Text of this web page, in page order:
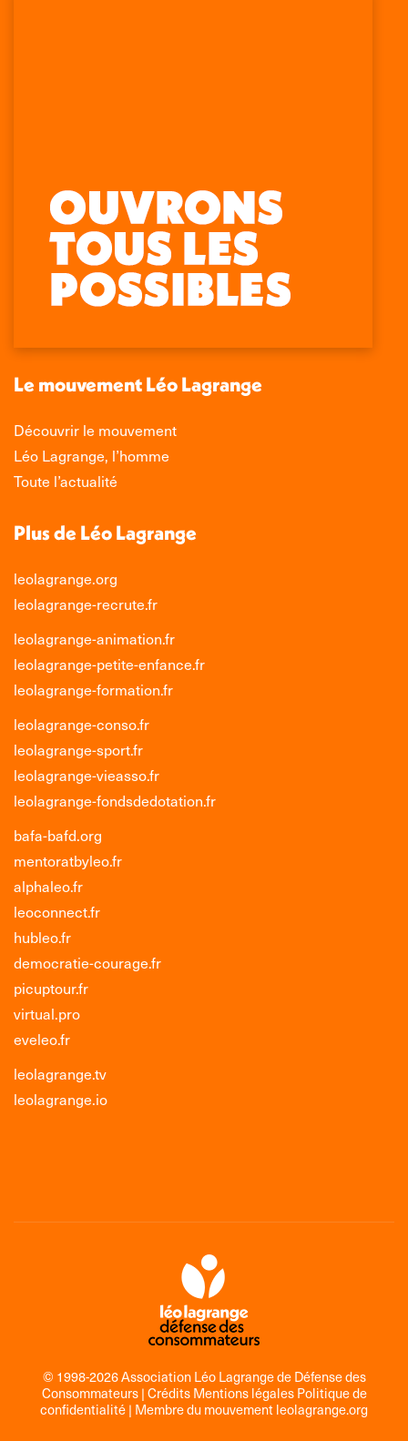
Retrouvez-nous sur :
Facebook
s'ouvre
une
fenêtre
La
page
X
s'ouvre
une
fenêtre
La
page
LinkedIn
s'ouvre
une
fenêtre
La
page
Instagram
s'ouvre
une
nouvelle
fenêtre
Le mouvement Léo Lagrange
Découvrir le mouvement
Léo Lagrange, l’homme
Toute l’actualité
Plus de Léo Lagrange
leolagrange.org
leolagrange-recrute.fr
leolagrange-animation.fr
leolagrange-petite-enfance.fr
leolagrange-formation.fr
leolagrange-conso.fr
leolagrange-sport.fr
leolagrange-vieasso.fr
leolagrange-fondsdedotation.fr
bafa-bafd.org
mentoratbyleo.fr
alphaleo.fr
leoconnect.fr
hubleo.fr
democratie-courage.fr
picuptour.fr
virtual.pro
eveleo.fr
leolagrange.tv
leolagrange.io
© 1998-2026 Association Léo Lagrange de Défense des
Consommateurs | Crédits Mentions légales Politique de
confidentialité | Membre du mouvement leolagrange.org